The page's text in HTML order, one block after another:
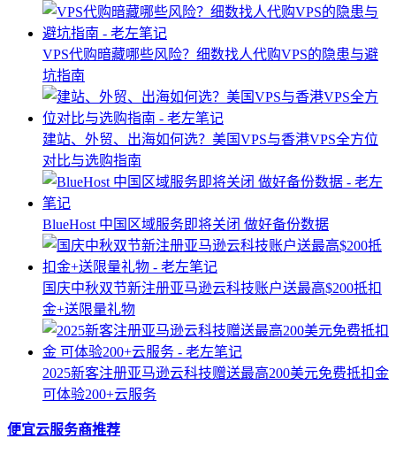
VPS代购暗藏哪些风险？细数找人代购VPS的隐患与避
坑指南
建站、外贸、出海如何选？美国VPS与香港VPS全方位
对比与选购指南
BlueHost 中国区域服务即将关闭 做好备份数据
国庆中秋双节新注册亚马逊云科技账户送最高$200抵扣
金+送限量礼物
2025新客注册亚马逊云科技赠送最高200美元免费抵扣金
可体验200+云服务
便宜云服务商推荐